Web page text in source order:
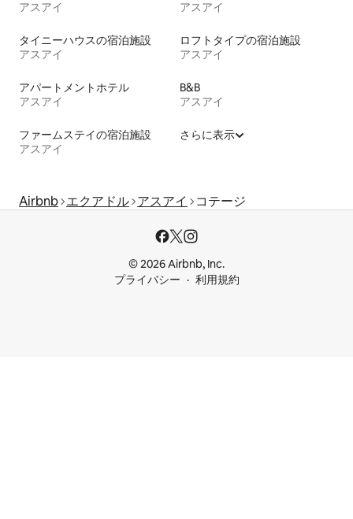
アスアイ
アスアイ
タイニーハウスの宿泊施設
アスアイ
ロフトタイプの宿泊施設
アスアイ
アパートメントホテル
アスアイ
B&B
アスアイ
ファームステイの宿泊施設
アスアイ
さらに表示
Airbnb エクアドル アスアイ コテージ
© 2026 Airbnb, Inc.
プライバシー
利用規約